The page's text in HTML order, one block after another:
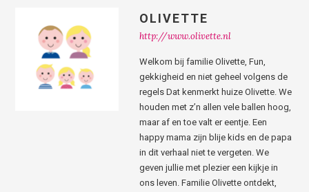
OLIVETTE
http://www.olivette.nl
Welkom bij familie Olivette, Fun,
gekkigheid en niet geheel volgens de
regels Dat kenmerkt huize Olivette. We
houden met z’n allen vele ballen hoog,
maar af en toe valt er eentje. Een
happy mama zijn blije kids en de papa
in dit verhaal niet te vergeten. We
geven jullie met plezier een kijkje in
ons leven. Familie Olivette ontdekt,